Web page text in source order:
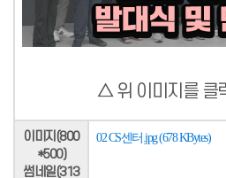
△ 위 이미지를 클
이미지(800
*500)
썸네일(313
02 CS센터.jpg (678 KBytes)